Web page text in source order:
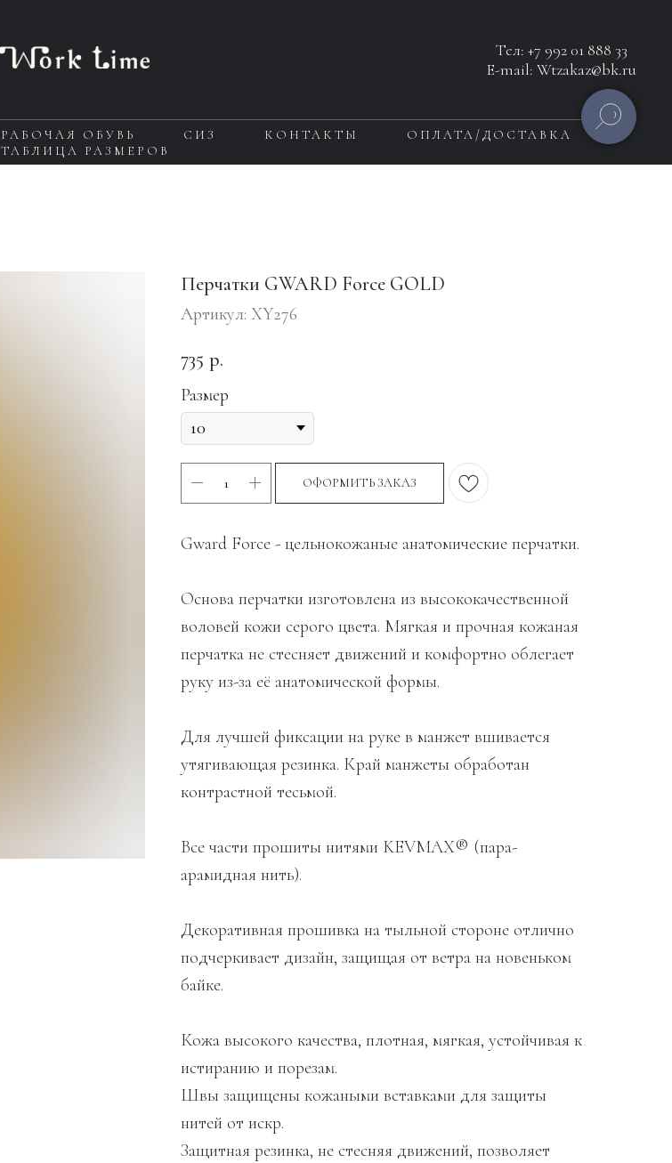
Тел: +7 992 01 888 33
E-mail: Wtzakaz@bk.ru
РАБОЧАЯ ОБУВЬ СИЗ КОНТАКТЫ
ОПЛАТА/ДОСТАВКА
ТАБЛИЦА РАЗМЕРОВ
Перчатки GWARD Force GOLD
Артикул: XY276
735 р.
Размер
ОФОРМИТЬ ЗАКАЗ
Gward Force - цельнокожаные анатомические перчатки.
Основа перчатки изготовлена из высококачественной
воловей кожи серого цвета. Мягкая и прочная кожаная
перчатка не стесняет движений и комфортно облегает
руку из-за её анатомической формы.
Для лучшей фиксации на руке в манжет вшивается
утягивающая резинка. Край манжеты обработан
контрастной тесьмой.
Все части прошиты нитями KEVMAX® (пара-
арамидная нить).
Декоративная прошивка на тыльной стороне отлично
подчеркивает дизайн, защищая от ветра на новеньком
байке.
Кожа высокого качества, плотная, мягкая, устойчивая к
истиранию и порезам.
Швы защищены кожаными вставками для защиты
нитей от искр.
Защитная резинка, не стесняя движений, позволяет